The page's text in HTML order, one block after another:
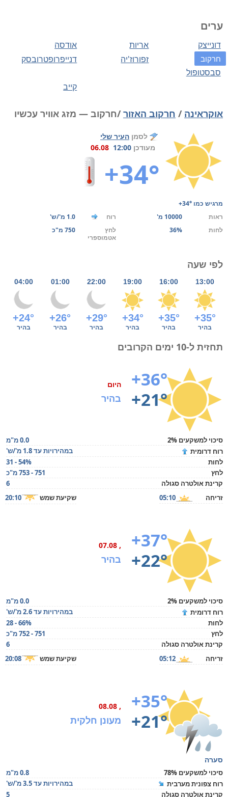
ערים
אודסה אריות
דונייצק
דנייפרופטרובסק
זפורוז'יה חרקוב
סבסטופול
קייב
אוקראינה / חרקוב האזור/חרקוב — מזג אוויר עכשיו
לסמן העיר שלי
מעודכן 12:00
06.08
+34°
מרגיש כמו +34°
ראות
10000 מ' רוח
1.0 מ'/ש'
לחות
36%
לחץ
אטמוספרי
750 מ"כ
לפי שעה
13:00
16:00
19:00
22:00
01:00
04:00
+35°
+35°
+34°
+29°
+26°
+24°
בהיר בהיר בהיר בהיר בהיר בהיר
תחזית ל-10 ימים הקרובים
+36°
+21°
היום
בהיר
סיכוי למשקעים 2%
0.0 מ"מ
רוח דרומית
במהירויות עד 1.8 מ'/ש'
לחות
31 - 54%
לחץ
751 - 753 מ"כ
קרינת אולטרה סגולה
6
זריחה
05:10 שקיעת שמש 20:10
+37°
+22°
, 07.08
בהיר
סיכוי למשקעים 2%
0.0 מ"מ
רוח דרומית
במהירויות עד 2.6 מ'/ש'
לחות
28 - 66%
לחץ
751 - 752 מ"כ
קרינת אולטרה סגולה
6
זריחה
05:12 שקיעת שמש 20:08
+35°
+21°
, 08.08
מעונן חלקית
סערה
סיכוי למשקעים 78%
0.8 מ"מ
רוח צפונית מערבית
במהירויות עד 3.5 מ'/ש'
קרינת אולטרה סגולה
5